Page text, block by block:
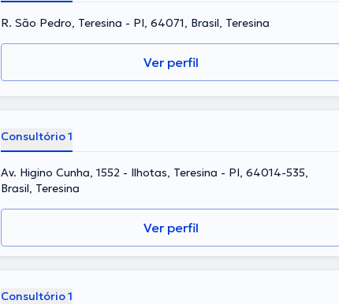
R. São Pedro, Teresina - PI, 64071, Brasil, Teresina
Ver perfil
Consultório 1
Av. Higino Cunha, 1552 - Ilhotas, Teresina - PI, 64014-535,
Brasil, Teresina
Ver perfil
Consultório 1